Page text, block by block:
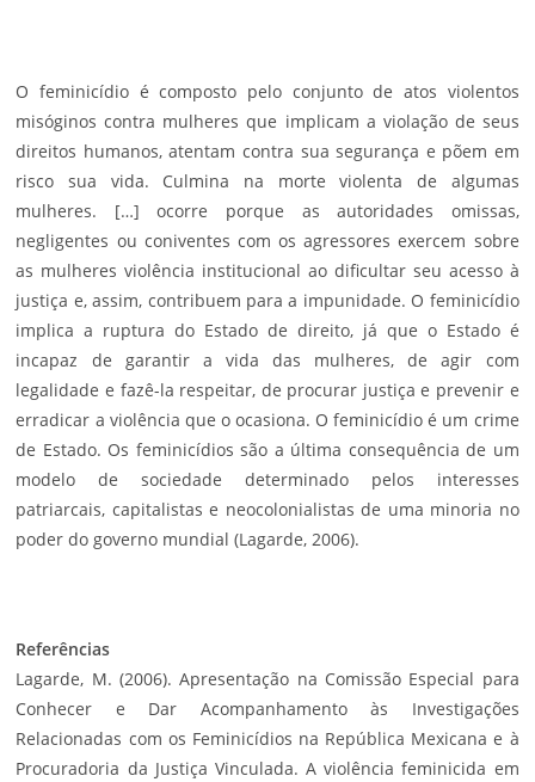
O feminicídio é composto pelo conjunto de atos violentos
misóginos contra mulheres que implicam a violação de seus
direitos humanos, atentam contra sua segurança e põem em
risco sua vida. Culmina na morte violenta de algumas
mulheres. […] ocorre porque as autoridades omissas,
negligentes ou coniventes com os agressores exercem sobre
as mulheres violência institucional ao dificultar seu acesso à
justiça e, assim, contribuem para a impunidade. O feminicídio
implica a ruptura do Estado de direito, já que o Estado é
incapaz de garantir a vida das mulheres, de agir com
legalidade e fazê-la respeitar, de procurar justiça e prevenir e
erradicar a violência que o ocasiona. O feminicídio é um crime
de Estado. Os feminicídios são a última consequência de um
modelo de sociedade determinado pelos interesses
patriarcais, capitalistas e neocolonialistas de uma minoria no
poder do governo mundial (Lagarde, 2006).
Referências
Lagarde, M. (2006). Apresentação na Comissão Especial para
Conhecer e Dar Acompanhamento às Investigações
Relacionadas com os Feminicídios na República Mexicana e à
Procuradoria da Justiça Vinculada. A violência feminicida em